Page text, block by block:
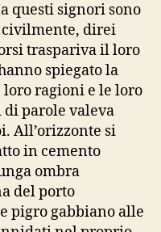
questi signori sono
civilmente, direi
traspariva il loro
spiegato la
ragioni e le loro
parole valeva
All’orizzonte si
in cemento
ombra
del porto
pigro gabbiano alle